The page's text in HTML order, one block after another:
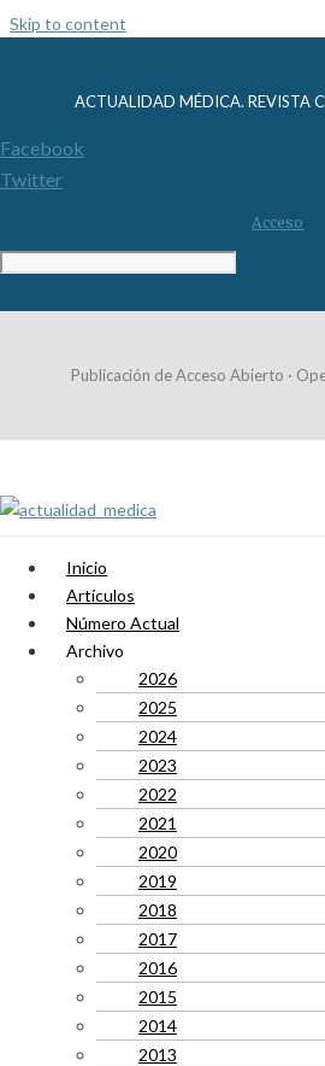
Skip to content
ACTUALIDAD MÉDICA. REVISTA
Facebook
Twitter
Acceso
Publicación de Acceso Abierto ·
Inicio
Artículos
Número Actual
Archivo
2026
2025
2024
2023
2022
2021
2020
2019
2018
2017
2016
2015
2014
2013